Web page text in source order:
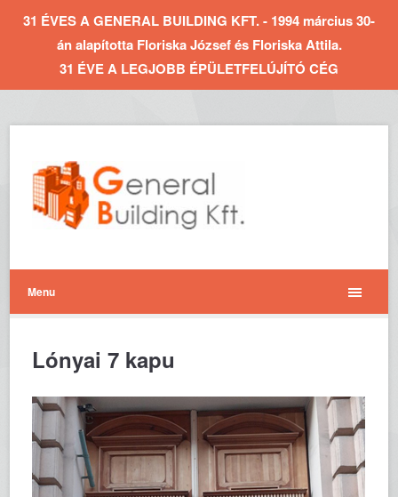
31 ÉVES A GENERAL BUILDING KFT. - 1994 március 30-
án alapította Floriska József és Floriska Attila.
31 ÉVE A LEGJOBB ÉPÜLETFELÚJÍTÓ CÉG
Menu
Lónyai 7 kapu